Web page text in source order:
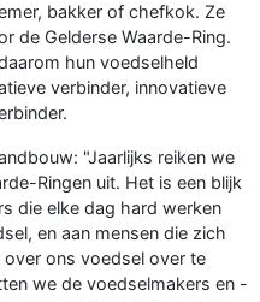
bakker of chefkok. Ze
de Gelderse Waarde-Ring.
hun voedselheld
verbinder, innovatieve
"Jaarlijks reiken we
Ringen uit. Het is een blijk
die elke dag hard werken
en aan mensen die zich
ons voedsel over te
we de voedselmakers en -